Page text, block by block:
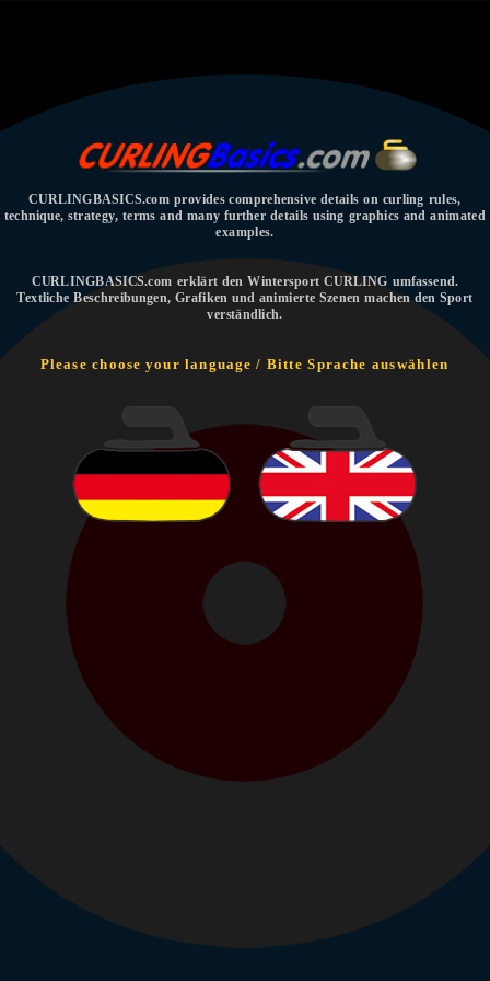
Please choose your language / Bitte Sprache auswählen
CURLINGBASICS.com provides comprehensive details on curling rules,
technique, strategy, terms and many further details using graphics and animated
examples.
CURLINGBASICS.com erklärt den Wintersport CURLING umfassend.
Textliche Beschreibungen, Grafiken und animierte Szenen machen den Sport
verständlich.